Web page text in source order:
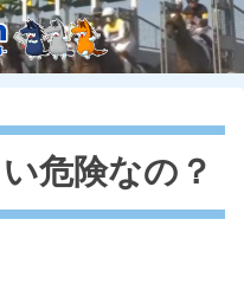
危険なの？